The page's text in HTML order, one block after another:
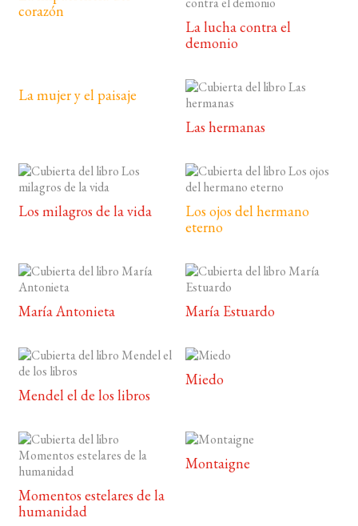
corazón
La lucha contra el
demonio
La mujer y el paisaje
Las hermanas
Los milagros de la vida
Los ojos del hermano
eterno
María Antonieta María Estuardo
Mendel el de los libros
Miedo
Momentos estelares de la
humanidad
Montaigne